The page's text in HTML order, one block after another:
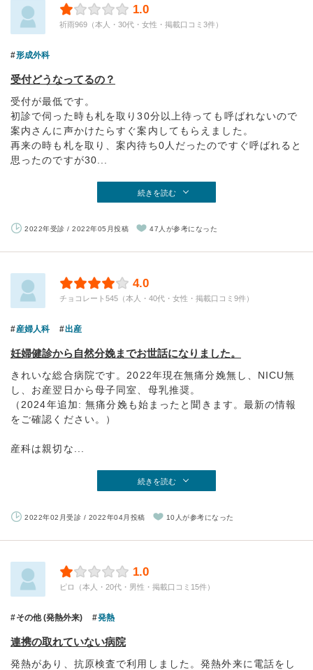
1.0
祈雨969（本人・30代・女性・掲載口コミ3件）
形成外科
受付どうなってるの？
受付が最低です。
初診で伺った時も札を取り30分以上待っても呼ばれないので
案内さんに声かけたらすぐ案内してもらえました。
再来の時も札を取り、案内待ち0人だったのですぐ呼ばれると
思ったのですが30...
続きを読む
2022年受診 / 2022年05月投稿 47人が参考になった
4.0
チョコレート545（本人・40代・女性・掲載口コミ9件）
産婦人科 出産
妊婦健診から自然分娩までお世話になりました。
きれいな総合病院です。2022年現在無痛分娩無し、NICU無
し、お産翌日から母子同室、母乳推奨。
（2024年追加: 無痛分娩も始まったと聞きます。最新の情報
をご確認ください。）
産科は親切な...
続きを読む
2022年02月受診 / 2022年04月投稿 10人が参考になった
1.0
ピロ（本人・20代・男性・掲載口コミ15件）
その他 (発熱外来) 発熱
連携の取れていない病院
発熱があり、抗原検査で利用しました。発熱外来に電話をし